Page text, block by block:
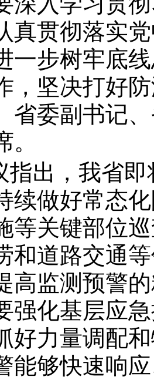
真贯彻落实
一步树牢底
，坚决打好
省委副书记
指出，我省
续做好常态
等关键部位
和道路交通
高监测预警
强化基层应
好力量调配
能够快速响